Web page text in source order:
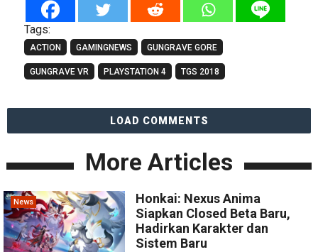
Tags:
ACTION GAMINGNEWS GUNGRAVE GORE
GUNGRAVE VR PLAYSTATION 4 TGS 2018
LOAD COMMENTS
More Articles
News
Honkai: Nexus Anima
Siapkan Closed Beta Baru,
Hadirkan Karakter dan
Sistem Baru